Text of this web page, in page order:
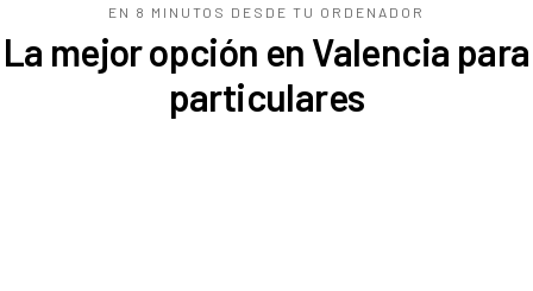
EN 8 MINUTOS DESDE TU ORDENADOR
La mejor opción en Valencia para
particulares